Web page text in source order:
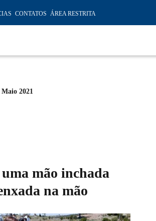
CONTATOS ÁREA RESTRITA
2021
mão inchada
na mão